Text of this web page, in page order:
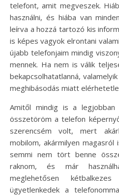
telefont, amit megveszek.
használni, és hiába van
leírva a hozzá tartozó kis
is képes vagyok elrontani
újabb telefonjaim mindig
mennek. Ha nem is válik
bekapcsolhatatlanná,
meghibásodás miatt
Amitől mindig is a
összetöröm a telefon
szerencsém volt, mert
mobilom, akármilyen
semmi nem tört benne
raknom, és már
meglehetősen
ügyetlenkedek a